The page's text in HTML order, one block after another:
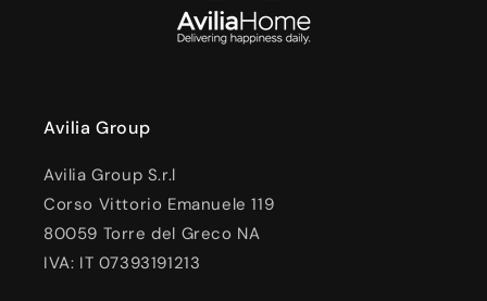
Avilia Group
Avilia Group S.r.l
Corso Vittorio Emanuele 119
80059 Torre del Greco NA
IVA: IT 07393191213